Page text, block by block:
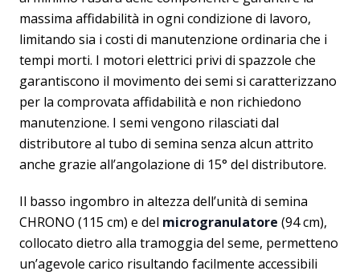
massima affidabilità in ogni condizione di lavoro,
limitando sia i costi di manutenzione ordinaria che i
tempi morti. I motori elettrici privi di spazzole che
garantiscono il movimento dei semi si caratterizzano
per la comprovata affidabilità e non richiedono
manutenzione. I semi vengono rilasciati dal
distributore al tubo di semina senza alcun attrito
anche grazie all’angolazione di 15° del distributore.
Il basso ingombro in altezza dell’unità di semina
CHRONO (115 cm) e del microgranulatore (94 cm),
collocato dietro alla tramoggia del seme, permetteno
un’agevole carico risultando facilmente accessibili